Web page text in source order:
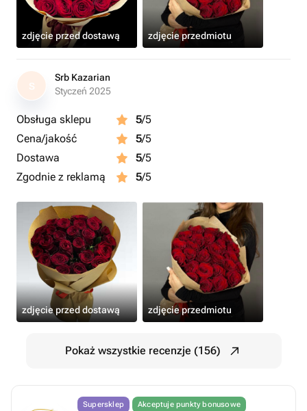
zdjęcie przed dostawą zdjęcie przedmiotu
S
Srb Kazarian
Styczeń 2025
Obsługa sklepu 5/5
Cena/jakość
5/5
Dostawa
5/5
Zgodnie z reklamą
5/5
zdjęcie przed dostawą zdjęcie przedmiotu
Pokaż wszystkie recenzje (156)
Supersklep Akceptuje punkty bonusowe